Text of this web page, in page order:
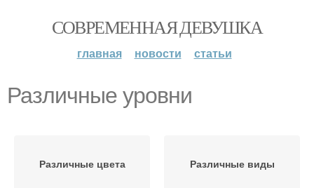
СОВРЕМЕННАЯ ДЕВУШКА
главная новости статьи
Различные уровни
Различные цвета Различные виды